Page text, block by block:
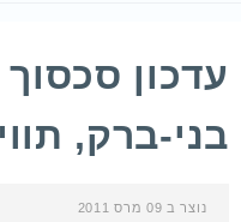
עדכון
בני-ברק,
נוצר ב 09 מרס 2011